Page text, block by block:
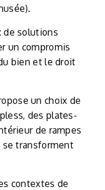
de solutions
un compromis
bien et le droit
un choix de
des plates-
de rampes
se transforment
contextes de